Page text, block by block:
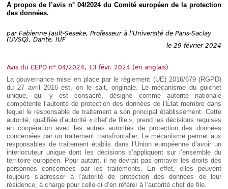
IT
À propos de l’avis n° 04/2024 du Comité européen de la protection
des données.
par Fabienne Jault-Seseke, Professeur à l’Université de Paris-Saclay
(UVSQ), Dante, IUF
le 29 février 2024
Avis du CEPD n° 04/2024, 13 févr. 2024 (en anglais)
La gouvernance mise en place par le règlement (UE) 2016/679 (RGPD)
du 27 avril 2016 est, on le sait, originale. Le mécanisme du guichet
unique, qui y est consacré, désigne comme autorité nationale
compétente l’autorité de protection des données de l’État membre dans
lequel le responsable de traitement a son principal établissement. Cette
autorité, qualifiée d’autorité « chef de file », prend les décisions requises
en coopération avec les autres autorités de protection des données
concernées par un traitement transfrontalier. Le mécanisme permet aux
responsables de traitement établis dans l’Union européenne d’avoir un
interlocuteur unique dont les décisions s’appliquent sur l’ensemble du
territoire européen. Pour autant, il ne devrait pas entraver les droits des
personnes concernées par les traitements. En effet, elles peuvent
toujours s’adresser à l’autorité de protection des données de leur
résidence, à charge pour celle-ci d’en référer à l’autorité chef de file.